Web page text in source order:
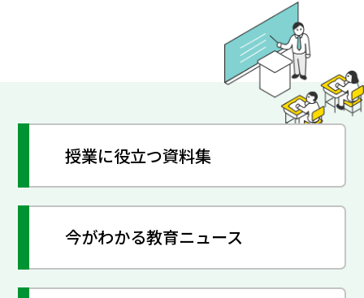
授業に役立つ資料集
今がわかる教育ニュース